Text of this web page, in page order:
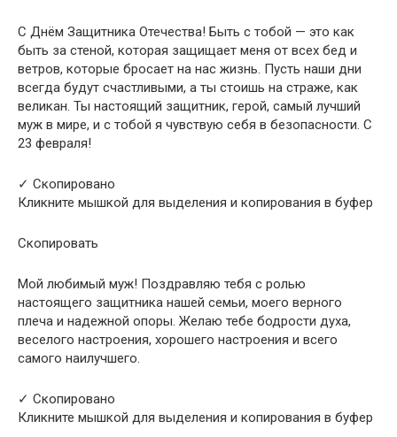
С Днём Защитника Отечества! Быть с тобой — это как
быть за стеной, которая защищает меня от всех бед и
ветров, которые бросает на нас жизнь. Пусть наши дни
всегда будут счастливыми, а ты стоишь на страже, как
великан. Ты настоящий защитник, герой, самый лучший
муж в мире, и с тобой я чувствую себя в безопасности. С
23 февраля!
✓ Скопировано
Кликните мышкой для выделения и копирования в буфер
Скопировать
Мой любимый муж! Поздравляю тебя с ролью
настоящего защитника нашей семьи, моего верного
плеча и надежной опоры. Желаю тебе бодрости духа,
веселого настроения, хорошего настроения и всего
самого наилучшего.
✓ Скопировано
Кликните мышкой для выделения и копирования в буфер